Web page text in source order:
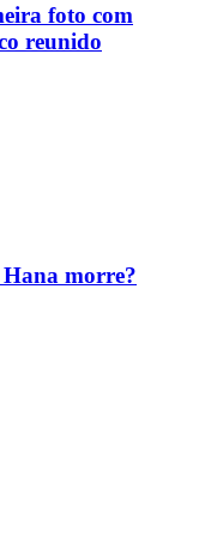
foto com
reunido
morre?